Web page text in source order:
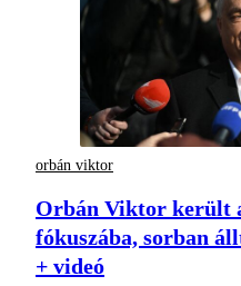
orbán viktor
Orbán Viktor került
fókuszába, sorban
+ videó